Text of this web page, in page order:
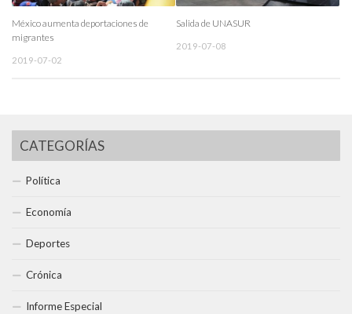
México aumenta deportaciones de
migrantes
2019-07-02
Salida de UNASUR
2019-07-08
CATEGORÍAS
Política
Economía
Deportes
Crónica
Informe Especial